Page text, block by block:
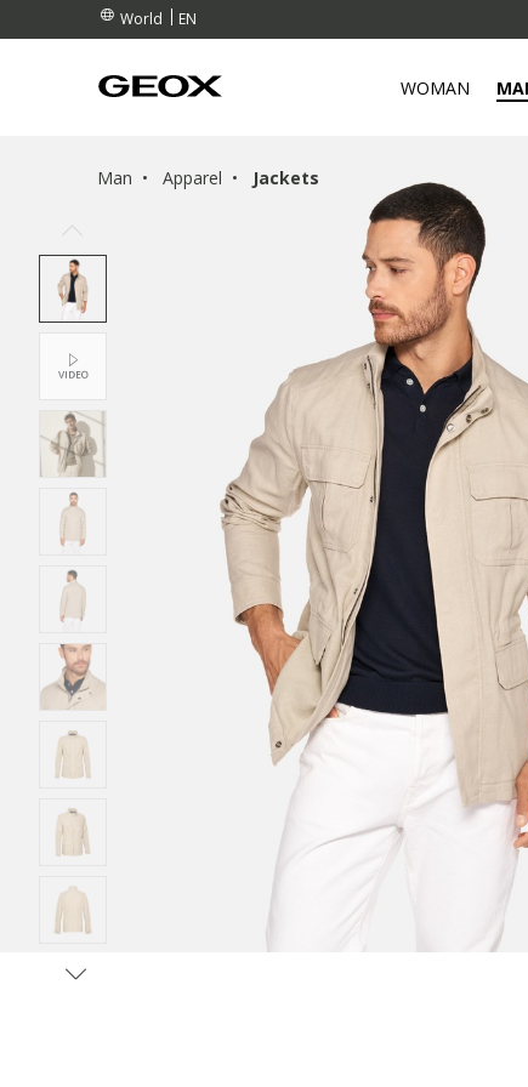
World EN
WOMAN
Man Apparel Jackets